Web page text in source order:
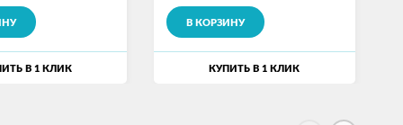
В 1 КЛИК
В КОРЗИНУ
КУПИТЬ В 1 КЛИК